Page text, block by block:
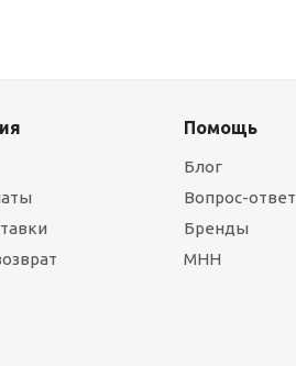
Помощь
Блог
Вопрос-ответ
Бренды
МНН